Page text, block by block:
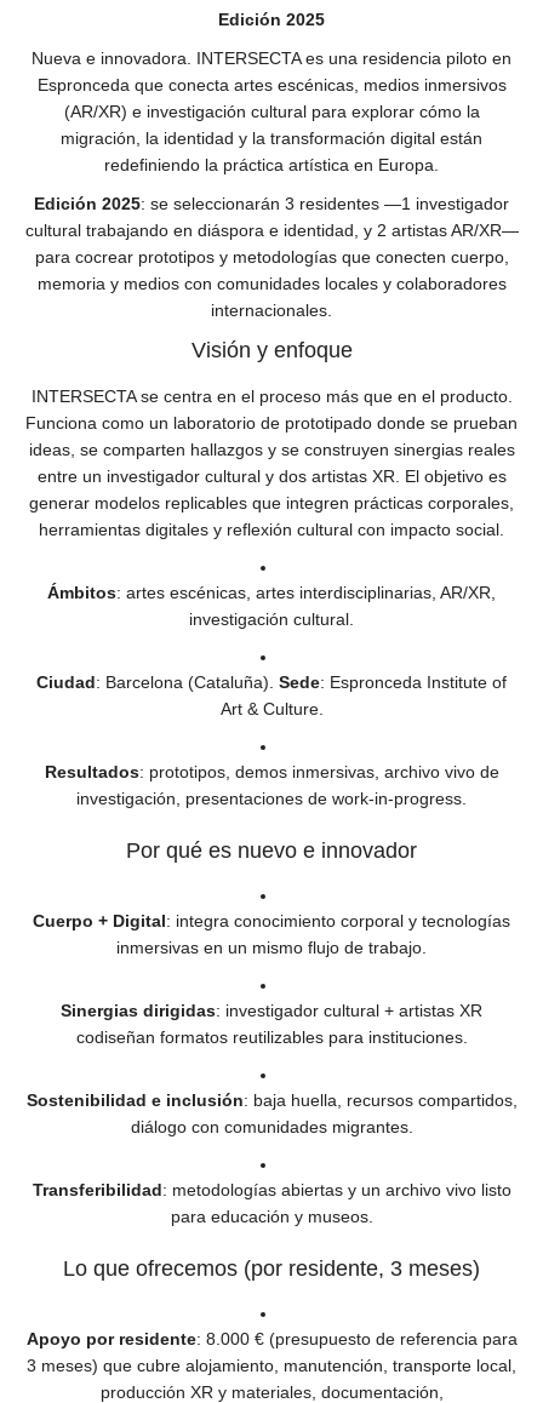
Edición 2025
Nueva e innovadora. INTERSECTA es una residencia piloto en
Espronceda que conecta artes escénicas, medios inmersivos
(AR/XR) e investigación cultural para explorar cómo la
migración, la identidad y la transformación digital están
redefiniendo la práctica artística en Europa.
Edición 2025: se seleccionarán 3 residentes —1 investigador
cultural trabajando en diáspora e identidad, y 2 artistas AR/XR—
para cocrear prototipos y metodologías que conecten cuerpo,
memoria y medios con comunidades locales y colaboradores
internacionales.
Visión y enfoque
INTERSECTA se centra en el proceso más que en el producto.
Funciona como un laboratorio de prototipado donde se prueban
ideas, se comparten hallazgos y se construyen sinergias reales
entre un investigador cultural y dos artistas XR. El objetivo es
generar modelos replicables que integren prácticas corporales,
herramientas digitales y reflexión cultural con impacto social.
Ámbitos: artes escénicas, artes interdisciplinarias, AR/XR,
investigación cultural.
Ciudad: Barcelona (Cataluña). Sede: Espronceda Institute of
Art & Culture.
Resultados: prototipos, demos inmersivas, archivo vivo de
investigación, presentaciones de work-in-progress.
Por qué es nuevo e innovador
Cuerpo + Digital: integra conocimiento corporal y tecnologías
inmersivas en un mismo flujo de trabajo.
Sinergias dirigidas: investigador cultural + artistas XR
codiseñan formatos reutilizables para instituciones.
Sostenibilidad e inclusión: baja huella, recursos compartidos,
diálogo con comunidades migrantes.
Transferibilidad: metodologías abiertas y un archivo vivo listo
para educación y museos.
Lo que ofrecemos (por residente, 3 meses)
Apoyo por residente: 8.000 € (presupuesto de referencia para
3 meses) que cubre alojamiento, manutención, transporte local,
producción XR y materiales, documentación,